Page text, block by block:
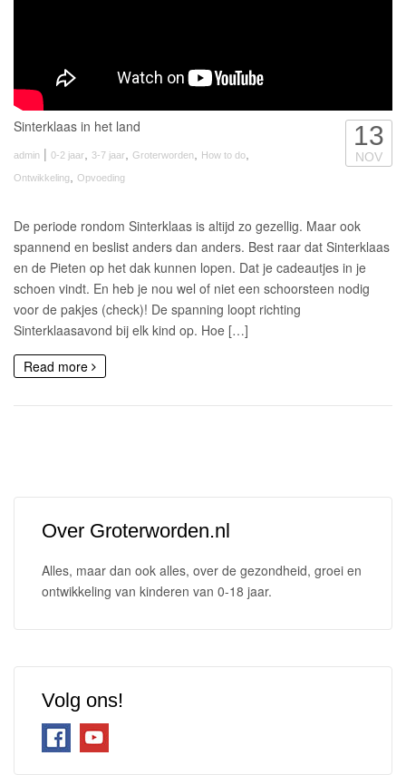
Sinterklaas in het land
admin | 0-2 jaar, 3-7 jaar, Groterworden, How to do,
Ontwikkeling, Opvoeding
13
NOV
De periode rondom Sinterklaas is altijd zo gezellig. Maar ook
spannend en beslist anders dan anders. Best raar dat Sinterklaas
en de Pieten op het dak kunnen lopen. Dat je cadeautjes in je
schoen vindt. En heb je nou wel of niet een schoorsteen nodig
voor de pakjes (check)! De spanning loopt richting
Sinterklaasavond bij elk kind op. Hoe […]
Read more
Over Groterworden.nl
Alles, maar dan ook alles, over de gezondheid, groei en
ontwikkeling van kinderen van 0-18 jaar.
Volg ons!